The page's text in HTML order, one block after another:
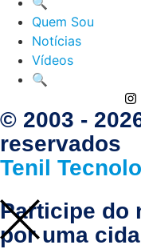
Quem Sou
Notícias
Vídeos
🔍
© 2003 -
reservados
Tenil
Participe do
por uma